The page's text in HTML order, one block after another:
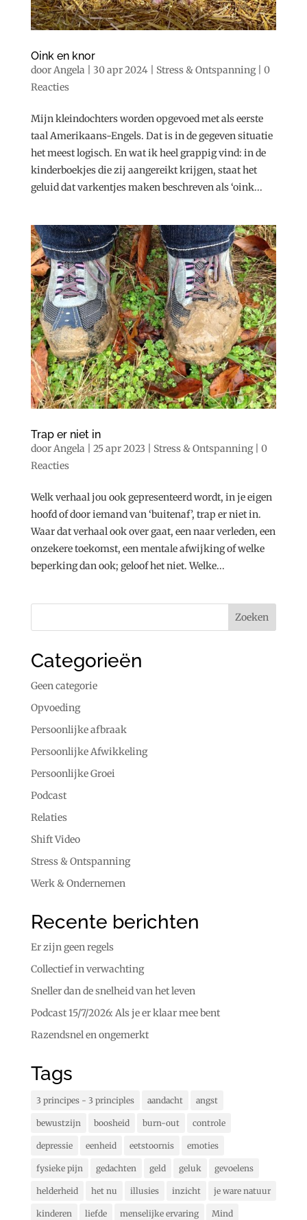
Oink en knor
doorAngela 30 apr 2024| Stress & Ontspanning| 0
Reacties
Mijn kleindochters worden opgevoed met als eerste
taal Amerikaans-Engels. Dat is in de gegeven situatie
het meest logisch. En wat ik heel grappig vind: in de
kinderboekjes die zij aangereikt krijgen, staat het
geluid dat varkentjes maken beschreven als ‘oink...
Trap er niet in
doorAngela 25 apr 2023 Stress & Ontspanning| 0
Reacties
Welk verhaal jou ook gepresenteerd wordt, in je eigen
hoofd of door iemand van ‘buitenaf’, trap er niet in.
Waar dat verhaal ook over gaat, een naar verleden, een
onzekere toekomst, een mentale afwijking of welke
beperking dan ook; geloof het niet. Welke...
Categorieën
Geen categorie
Opvoeding
Persoonlijke afbraak
Persoonlijke Afwikkeling
Persoonlijke Groei
Podcast
Relaties
Shift Video
Stress & Ontspanning
Werk & Ondernemen
Recente berichten
Er zijn geen regels
Collectief in verwachting
Sneller dan de snelheid van het leven
Podcast 15/7/2026: Als je er klaar mee bent
Razendsnel en ongemerkt
Tags
3 principes - 3 principles aandacht angst
bewustzijn boosheid burn-out controle
depressie eenheid eetstoornis emoties
fysieke pijn gedachten geld geluk gevoelens
helderheid het nu illusies inzicht je ware natuur
kinderen liefde menselijke ervaring Mind